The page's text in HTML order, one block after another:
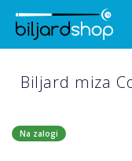
Biljard miza
Na zalogi